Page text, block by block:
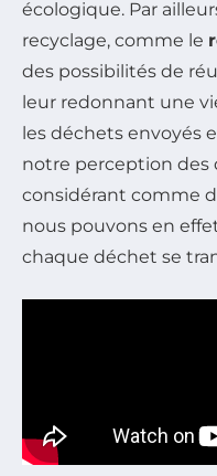
écologique. Par
recyclage, comme le
des possibilités de
leur redonnant une
les déchets envoyés
notre perception des
considérant comme
nous pouvons en
chaque déchet se